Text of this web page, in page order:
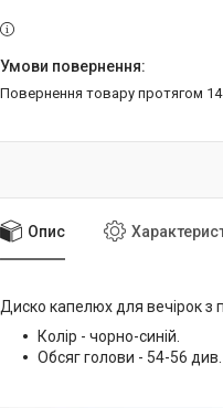
повернення товару протягом 14
Опис
Диско капелюх для вечірок з
Колір - чорно-синій.
Обсяг голови - 54-56 див.